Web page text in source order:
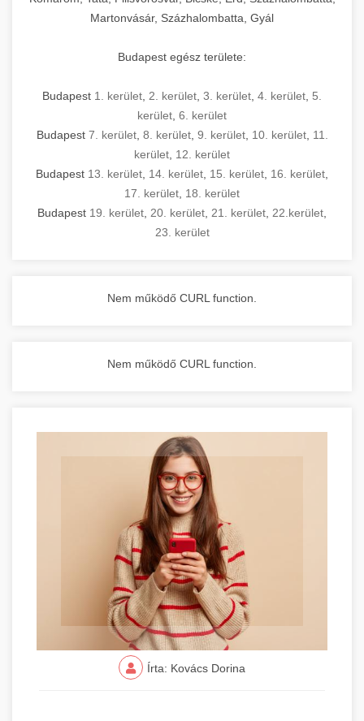
Martonvásár, Százhalombatta, Gyál
Budapest egész területe:
Budapest 1. kerület 2. kerület 3. kerület 4. kerület 5.
kerület 6. kerület
Budapest 7. kerület, 8. kerület, 9. kerület, 10. kerület, 11.
kerület 12. kerület
Budapest 13. kerület 14. kerület 15. kerület 16. kerület
17. kerület 18. kerület
Budapest 19. kerület 20. kerület 21. kerület 22.kerület
23. kerület
Nem működő CURL function.
Nem működő CURL function.
Írta: Kovács Dorina